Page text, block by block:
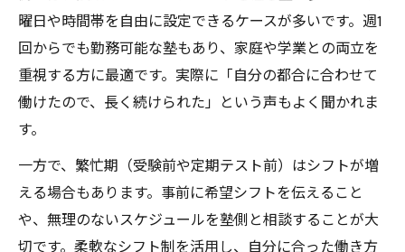
曜日や時間帯を自由に設定できるケースが多いです。週1
回からでも勤務可能な塾もあり、家庭や学業との両立を
重視する方に最適です。実際に「自分の都合に合わせて
働けたので、長く続けられた」という声もよく聞かれま
す。
一方で、繁忙期（受験前や定期テスト前）はシフトが増
える場合もあります。事前に希望シフトを伝えること
や、無理のないスケジュールを塾側と相談することが大